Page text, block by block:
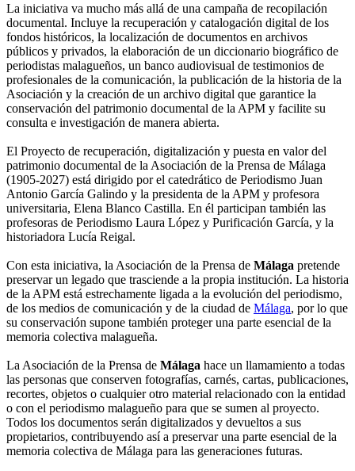
La iniciativa va mucho más allá de una campaña de recopilación
documental. Incluye la recuperación y catalogación digital de los
fondos históricos, la localización de documentos en archivos
públicos y privados, la elaboración de un diccionario biográfico de
periodistas malagueños, un banco audiovisual de testimonios de
profesionales de la comunicación, la publicación de la historia de la
Asociación y la creación de un archivo digital que garantice la
conservación del patrimonio documental de la APM y facilite su
consulta e investigación de manera abierta.
El Proyecto de recuperación, digitalización y puesta en valor del
patrimonio documental de la Asociación de la Prensa de Málaga
(1905-2027) está dirigido por el catedrático de Periodismo Juan
Antonio García Galindo y la presidenta de la APM y profesora
universitaria, Elena Blanco Castilla. En él participan también las
profesoras de Periodismo Laura López y Purificación García, y la
historiadora Lucía Reigal.
Con esta iniciativa, la Asociación de la Prensa de Málaga pretende
preservar un legado que trasciende a la propia institución. La historia
de la APM está estrechamente ligada a la evolución del periodismo,
de los medios de comunicación y de la ciudad de Málaga, por lo que
su conservación supone también proteger una parte esencial de la
memoria colectiva malagueña.
La Asociación de la Prensa de Málaga hace un llamamiento a todas
las personas que conserven fotografías, carnés, cartas, publicaciones,
recortes, objetos o cualquier otro material relacionado con la entidad
o con el periodismo malagueño para que se sumen al proyecto.
Todos los documentos serán digitalizados y devueltos a sus
propietarios, contribuyendo así a preservar una parte esencial de la
memoria colectiva de Málaga para las generaciones futuras.